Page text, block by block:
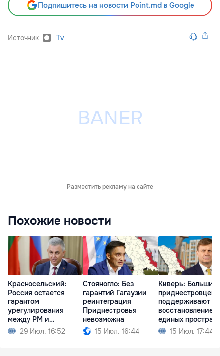
Подпишитесь на новости Point.md в Google
Источник Tv
Разместить рекламу на сайте
Похожие новости
Красносельский:
Россия остается
гарантом
урегулирования
между РМ и
Приднестровьем
29 Июл. 16:52
Стояногло: Без
гарантий Гагаузии
реинтеграция
Приднестровья
невозможна
15 Июл. 16:44
Киверь:
приднестровцев
поддерживают
восстановление
единых
15 Июл. 17:44